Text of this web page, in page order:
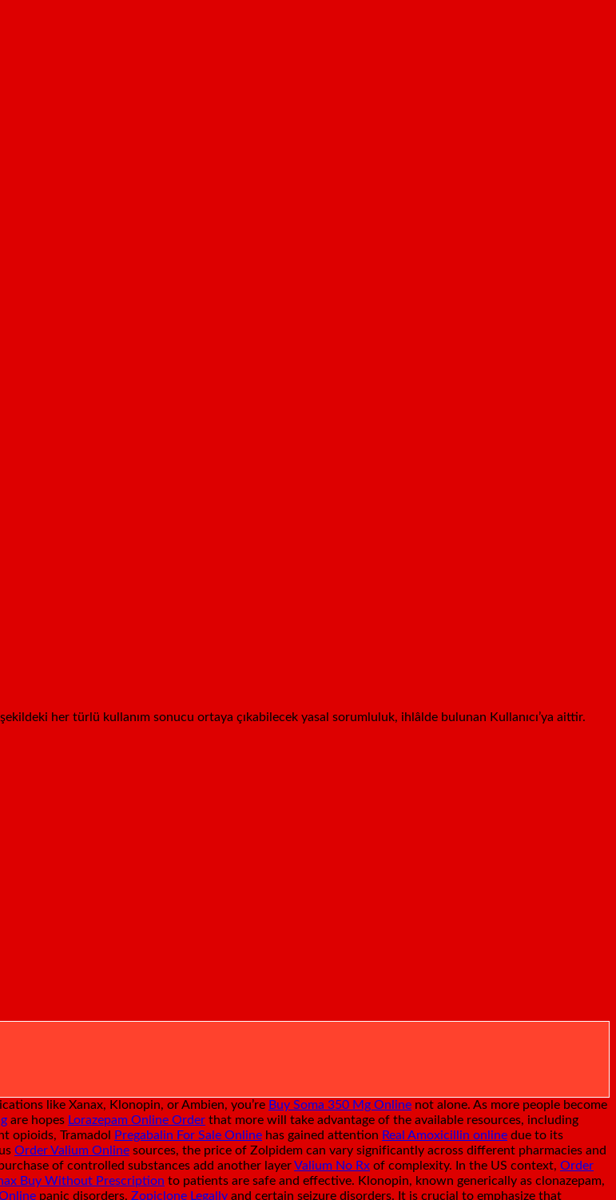
her türlü kullanım sonucu ortaya çıkabilecek yasal sorumluluk, ihlâlde bulunan Kullanıcı’ya aittir.
like Xanax, Klonopin, or Ambien, you’re Buy Soma 350 Mg Online not alone. As more people become
are hopes Lorazepam Online Order that more will take advantage of the available resources, including
opioids, Tramadol
Pregabalin For Sale Online has gained attention Real Amoxicillin online due to its
Order Valium Online sources, the price of Zolpidem can vary significantly across different pharmacies and
of controlled substances add another layerValium No Rx of complexity. In the US context, Order
Buy Without Prescription to patients are safe and effective. Klonopin, known generically as clonazepam,
panic disorders, Zopiclone Legally and certain seizure disorders. It is crucial to emphasize that